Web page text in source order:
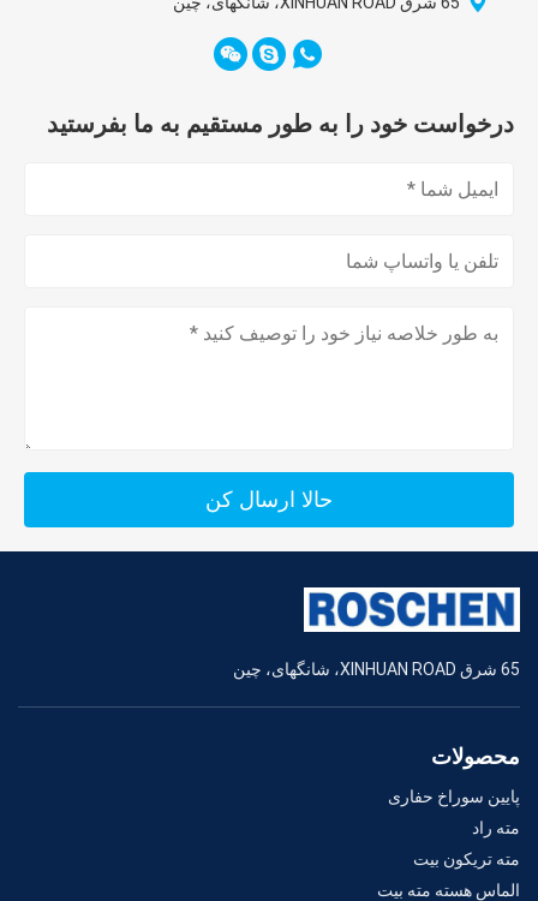
درخواست خود را به طور مستقیم به ما بفرستید
حالا ارسال کن
65 شرق XINHUAN ROAD، شانگهای، چین
محصولات
پایین سوراخ حفاری
مته راد
مته تریکون بیت
الماس هسته مته بیت